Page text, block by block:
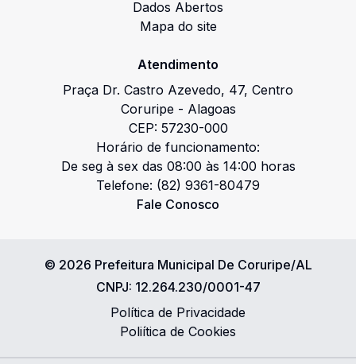
Dados Abertos
Mapa do site
Atendimento
Praça Dr. Castro Azevedo, 47, Centro
Coruripe- Alagoas
CEP: 57230-000
Horário de funcionamento:
De seg à sex das 08:00 às 14:00 horas
Telefone: (82) 9361-80479
Fale Conosco
© 2026 Prefeitura Municipal De Coruripe/AL
CNPJ: 12.264.230/0001-47
Política de Privacidade
Poliítica de Cookies